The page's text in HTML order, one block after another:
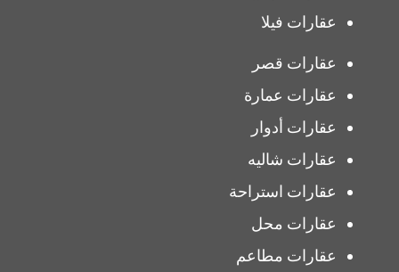
عقارات فيلا
عقارات قصر
عقارات عمارة
عقارات أدوار
عقارات شاليه
عقارات استراحة
عقارات محل
عقارات مطاعم